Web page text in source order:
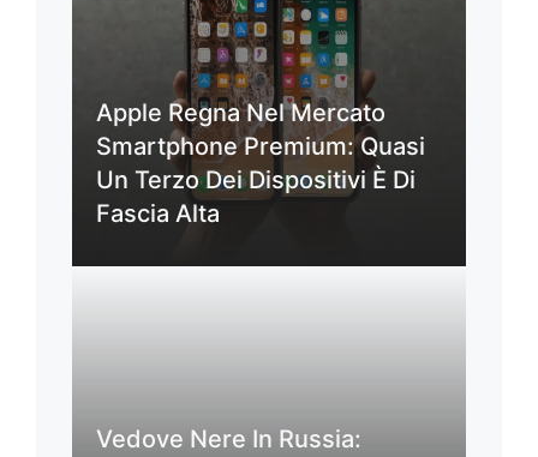
Apple Regna Nel Mercato
Smartphone Premium: Quasi
Un Terzo Dei Dispositivi È Di
Fascia Alta
Vedove Nere In Russia: